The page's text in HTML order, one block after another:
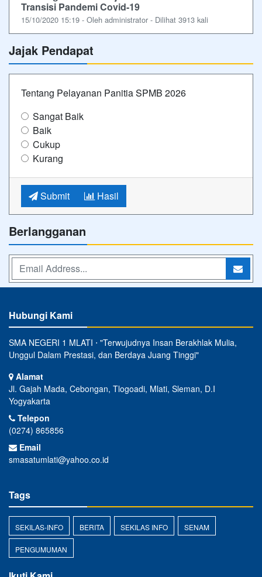
Transisi Pandemi Covid-19
15/10/2020 15:19 - Oleh administrator - Dilihat 3913 kali
Jajak Pendapat
Tentang Pelayanan Panitia SPMB 2026
Sangat Baik
Baik
Cukup
Kurang
Submit Hasil
Berlangganan
Hubungi Kami
SMA NEGERI 1 MLATI ⋅ "Terwujudnya Insan Berakhlak Mulia,
Unggul Dalam Prestasi, dan Berdaya Juang Tinggi"
Alamat
Jl. Gajah Mada, Cebongan, Tlogoadi, Mlati, Sleman, D.I
Yogyakarta
Telepon
(0274) 865856
Email
smasatumlati@yahoo.co.id
Tags
SEKILAS-INFO BERITA SEKILAS INFO SENAM
PENGUMUMAN